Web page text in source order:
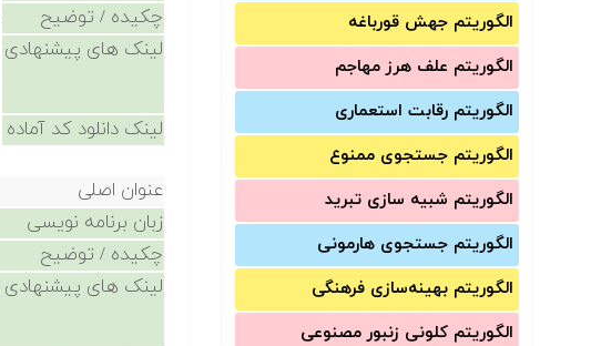
الگوریتم جهش قورباغه
الگوریتم علف هرز مهاجم
الگوریتم رقابت استعماری
الگوریتم جستجوی ممنوع
الگوریتم شبیه سازی تبرید
الگوریتم جستجوی هارمونی
الگوریتم بهینه‌سازی فرهنگی
الگوریتم کلونی زنبور مصنوعی
چکیده / توضیح
لینک های پیشنهادی
لینک دانلود کد آماده
عنوان اصلی
زبان برنامه نویسی
چکیده / توضیح
لینک های پیشنهادی